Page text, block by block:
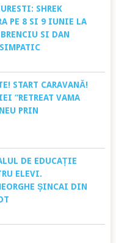
SHREK
PE 8 SI 9 IUNIE LA
SI DAN
START CARAVANĂ!
“RETREAT VAMA
PRIN
DE EDUCAȚIE
ELEVI.
ȘINCAI DIN